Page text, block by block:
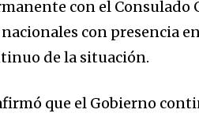
con el Consulado
con presencia
de la situación.
que el Gobierno